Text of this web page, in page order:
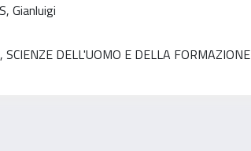
Gianluigi
SCIENZE DELL'UOMO E DELLA FORMAZIONE